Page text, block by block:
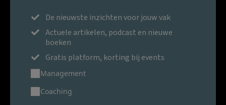
De nieuwste inzichten voor jouw vak
Actuele artikelen, podcast en nieuwe
boeken
Gratis platform, korting bij events
Management
Coaching